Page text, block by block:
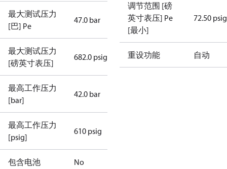
最大测试压力
[巴] Pe
47.0 bar
最大测试压力
[磅英寸表压]
682.0 psig
最高工作压力
[bar]
42.0 bar
最高工作压力
[psig]
610 psig
包含电池 No
调节范围 [磅
英寸表压] Pe
[最小]
72.50 psig
重设功能 自动